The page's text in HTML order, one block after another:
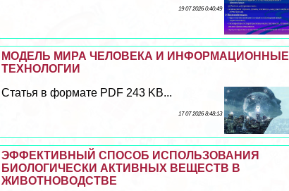
19 07 2026 0:40:49
МОДЕЛЬ МИРА ЧЕЛОВЕКА И ИНФОРМАЦИОННЫЕ
ТЕХНОЛОГИИ
Статья в формате PDF 243 KB...
17 07 2026 8:48:13
ЭФФЕКТИВНЫЙ СПОСОБ ИСПОЛЬЗОВАНИЯ
БИОЛОГИЧЕСКИ АКТИВНЫХ ВЕЩЕСТВ В
ЖИВОТНОВОДСТВЕ